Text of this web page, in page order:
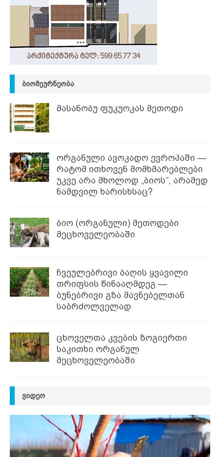
ᲑᲘᲝᲛᲔᲣᲠᲜᲔᲝᲑᲐ
მასანობუ ფუკუოკას მეთოდი
ორგანული ავოკადო ევროპაში —
რატომ ითხოვენ მომხმარებლები
უკვე არა მხოლოდ „ბიოს“, არამედ
ნამდვილ ხარისხსაც?
ბიო (ორგანული) მეთოდები
მეცხოველეობაში
ჩვეულებრივი ბაღის ყვავილი
თრიფსის წინააღმდეგ —
ბუნებრივი გზა მავნებელთან
საბრძოლველად
ცხოველთა კვების ზოგიერთი
საკითხი ორგანულ
მეცხოველეობაში
ᲕᲘᲓᲔᲝ